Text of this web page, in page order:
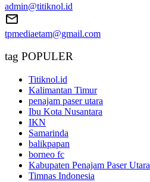
admin@titiknol.id
tpmediaetam@gmail.com
tag POPULER
Titiknol.id
Kalimantan Timur
penajam paser utara
Ibu Kota Nusantara
IKN
Samarinda
balikpapan
borneo fc
Kabupaten Penajam Paser Utara
Timnas Indonesia